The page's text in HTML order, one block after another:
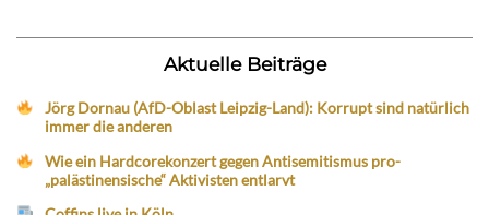
Aktuelle Beiträge
Jörg Dornau (AfD-Oblast Leipzig-Land): Korrupt sind natürlich
immer die anderen
Wie ein Hardcorekonzert gegen Antisemitismus pro-
„palästinensische“ Aktivisten entlarvt